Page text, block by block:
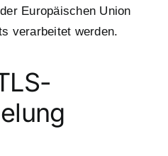
Europäischen Union
verarbeitet werden.